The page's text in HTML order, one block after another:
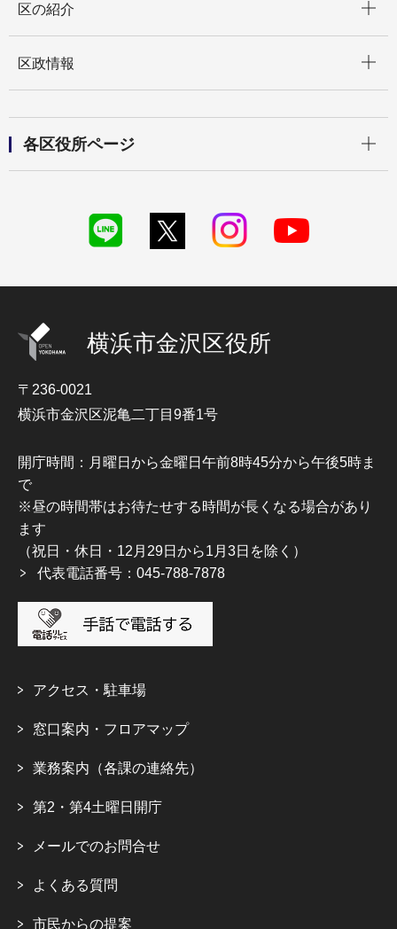
区の紹介
区政情報
各区役所ページ
横浜市金沢区役所
〒236-0021
横浜市金沢区泥亀二丁目9番1号
開庁時間：月曜日から金曜日午前8時45分から午後5時ま
で
※昼の時間帯はお待たせする時間が長くなる場合があり
ます
（祝日・休日・12月29日から1月3日を除く）
代表電話番号：045-788-7878
アクセス・駐車場
窓口案内・フロアマップ
業務案内（各課の連絡先）
第2・第4土曜日開庁
メールでのお問合せ
よくある質問
市民からの提案